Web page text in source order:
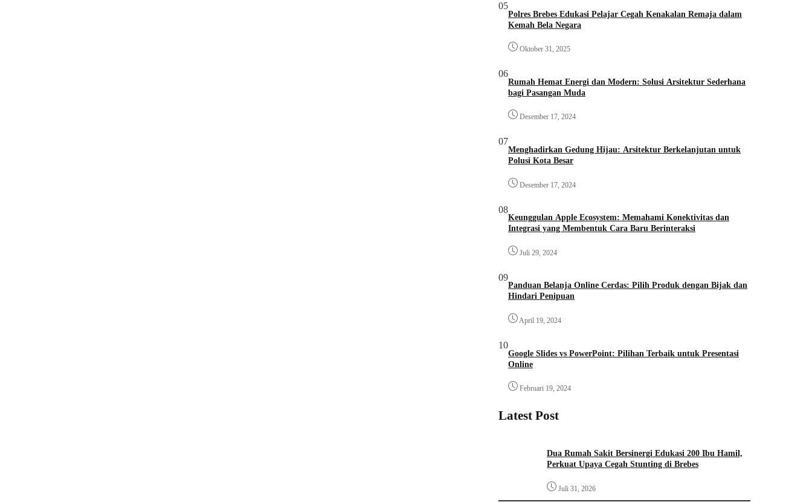
05
Polres Brebes Edukasi Pelajar Cegah Kenakalan Remaja dalam
Kemah Bela Negara
Oktober 31, 2025
06
Rumah Hemat Energi dan Modern: Solusi Arsitektur Sederhana
bagi Pasangan Muda
Desember 17, 2024
07
Menghadirkan Gedung Hijau: Arsitektur Berkelanjutan untuk
Polusi Kota Besar
Desember 17, 2024
08
Keunggulan Apple Ecosystem: Memahami Konektivitas dan
Integrasi yang Membentuk Cara Baru Berinteraksi
Juli 29, 2024
09
Panduan Belanja Online Cerdas: Pilih Produk dengan Bijak dan
Hindari Penipuan
April 19, 2024
10
Google Slides vs PowerPoint: Pilihan Terbaik untuk Presentasi
Online
Februari 19, 2024
Latest Post
Dua Rumah Sakit Bersinergi Edukasi 200 Ibu Hamil,
Perkuat Upaya Cegah Stunting di Brebes
Juli 31, 2026